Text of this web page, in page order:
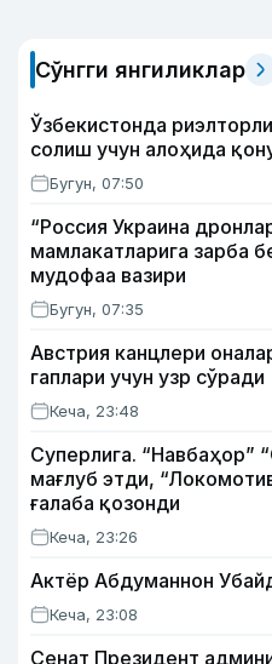
Сўнгги янгиликлар
Ўзбекистонда
солиш учун алоҳида
Бугун, 07:50
“Россия Украина
мамлакатларига зарба
мудофаа вазири
Бугун, 07:35
Австрия канцлери
гаплари учун узр сўради
Кеча, 23:48
Суперлига. “Навбаҳор”
мағлуб этди,
ғалаба қозонди
Кеча, 23:26
Актёр Абду­маннон
Кеча, 23:08
Сенат Президент